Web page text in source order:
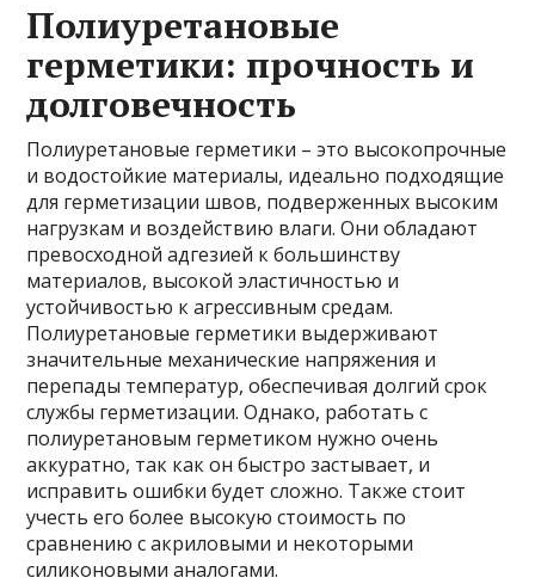
Полиуретановые
герметики: прочность и
долговечность
Полиуретановые герметики – это высокопрочные
и водостойкие материалы, идеально подходящие
для герметизации швов, подверженных высоким
нагрузкам и воздействию влаги. Они обладают
превосходной адгезией к большинству
материалов, высокой эластичностью и
устойчивостью к агрессивным средам.
Полиуретановые герметики выдерживают
значительные механические напряжения и
перепады температур, обеспечивая долгий срок
службы герметизации. Однако, работать с
полиуретановым герметиком нужно очень
аккуратно, так как он быстро застывает, и
исправить ошибки будет сложно. Также стоит
учесть его более высокую стоимость по
сравнению с акриловыми и некоторыми
силиконовыми аналогами.